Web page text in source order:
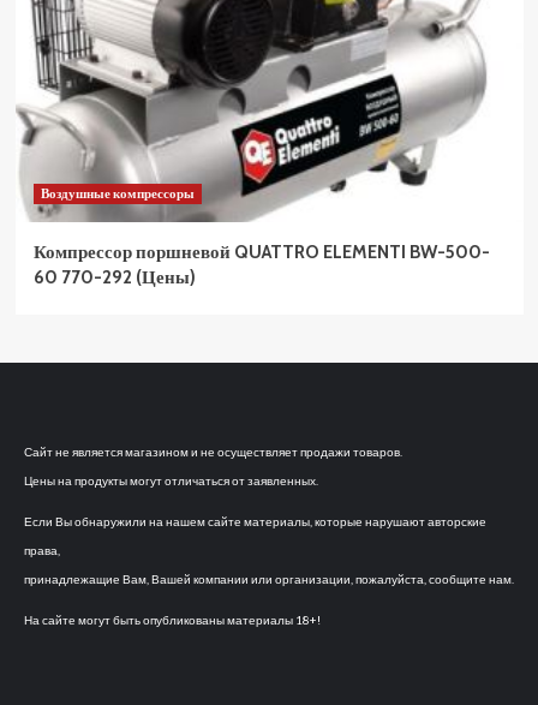
Воздушные компрессоры
Компрессор поршневой QUATTRO ELEMENTI BW-500-
60 770-292 (Цены)
Сайт не является магазином и не осуществляет продажи товаров.
Цены на продукты могут отличаться от заявленных.
Если Вы обнаружили на нашем сайте материалы, которые нарушают авторские
права,
принадлежащие Вам, Вашей компании или организации, пожалуйста, сообщите нам.
На сайте могут быть опубликованы материалы 18+!